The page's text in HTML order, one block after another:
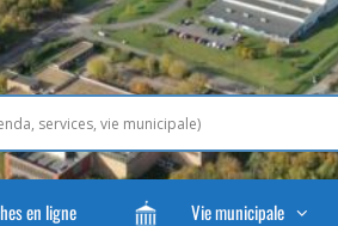
en ligne Vie municipale